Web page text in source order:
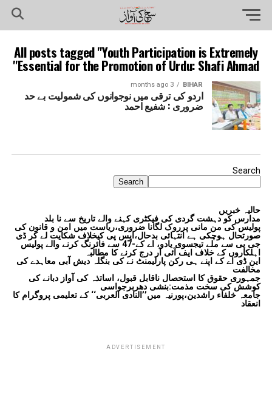
All posts tagged "Youth Participation is Extremely
Essential for the Promotion of Urdu: Shafi Ahmad"
BIHAR
3 months ago
اردو کی ترقی میں نوجوانوں کی شمولیت بے حد
ضروری : شفیع احمد
Search
Search
حالیہ خبریں
مدارس کو دہشت گردی کی فیکٹری کہنے والے تاریخ سے نا بلد
پولیس کی من مانی پرروک لگانا ضروری،ریاست میں امن و قانون کی
صورتحال ہوچکی ہے انتہائی بدحال،ایس پی کیخلاف شکایت لے کر ڈی
جی پی سے ملے تیجسوی یادو، اے کے-47 سے فائرنگ کرنے والے پولیس
اہلکاروں کے خلاف ایف آئی آر درج کرنے کا مطالبہ
این ڈی اے کے اپنے ہی رکن پارلیمنٹ نے کی بنگلہ دیش آبی معاہدے کی
مخالفت
جمہوری حقوق کا استحصال ناقابل قبول، اساتذہ کی آواز دبانے کی
کوشش کی سخت مذمت:بنشی دھربرجواسی
جامعہ خلفاء راشدین،پورنیہ میں’’النادی العربی‘‘ کے تعلیمی پروگرام کا
انعقاد
ADVERTISEMENT